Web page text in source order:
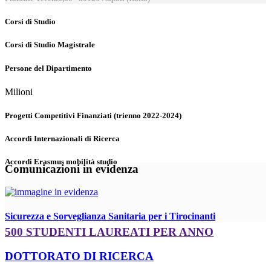
Corsi di Studio
Corsi di Studio Magistrale
Persone del Dipartimento
Milioni
Progetti Competitivi Finanziati (trienno 2022-2024)
Accordi Internazionali di Ricerca
Accordi Erasmus mobilità studio
Comunicazioni in evidenza
Sicurezza e Sorveglianza Sanitaria per i Tirocinanti
500 STUDENTI LAUREATI PER ANNO
DOTTORATO DI RICERCA